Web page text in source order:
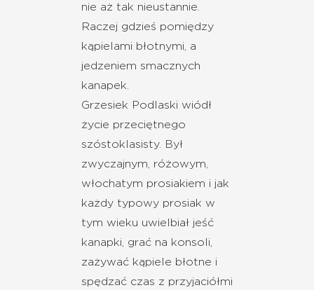
nie aż tak nieustannie.
Raczej gdzieś pomiędzy
kąpielami błotnymi, a
jedzeniem smacznych
kanapek.
Grzesiek Podlaski wiódł
życie przeciętnego
szóstoklasisty. Był
zwyczajnym, różowym,
włochatym prosiakiem i jak
każdy typowy prosiak w
tym wieku uwielbiał jeść
kanapki, grać na konsoli,
zażywać kąpiele błotne i
spędzać czas z przyjaciółmi